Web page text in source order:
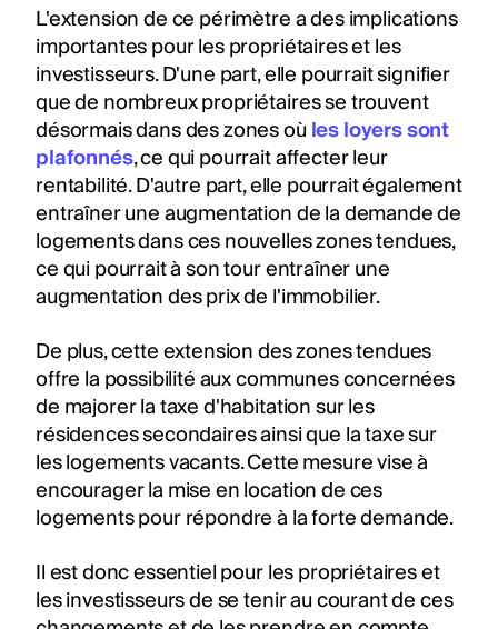
L'extension de ce périmètre a des implications
importantes pour les propriétaires et les
investisseurs. D'une part, elle pourrait signifier
que de nombreux propriétaires se trouvent
désormais dans des zones oùles loyers sont
plafonnés, ce qui pourrait affecter leur
rentabilité. D'autre part, elle pourrait également
entraîner une augmentation de la demande de
logements dans ces nouvelles zones tendues,
ce qui pourrait à son tour entraîner une
augmentation des prix de l'immobilier.
De plus, cette extension des zones tendues
offre la possibilité aux communes concernées
de majorer la taxe d'habitation sur les
résidences secondaires ainsi que la taxe sur
les logements vacants. Cette mesure vise à
encourager la mise en location de ces
logements pour répondre à la forte demande.
Il est donc essentiel pour les propriétaires et
les investisseurs de se tenir au courant de ces